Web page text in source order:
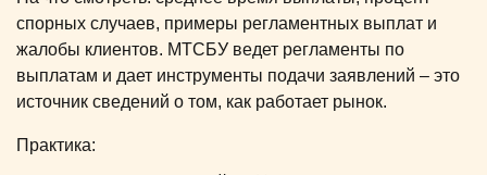
спорных случаев, примеры регламентных выплат и
жалобы клиентов. МТСБУ ведет регламенты по
выплатам и дает инструменты подачи заявлений – это
источник сведений о том, как работает рынок.
Практика: